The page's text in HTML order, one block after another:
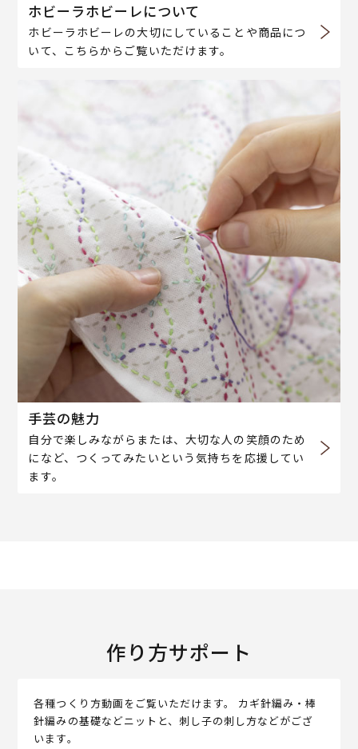
ホビーラホビーレについて
ホビーラホビーレの大切にしていることや商品につ
いて、こちらからご覧いただけます。
手芸の魅力
自分で楽しみながらまたは、大切な人の笑顔のため
になど、つくってみたいという気持ちを応援してい
ます。
作り方サポート
各種つくり方動画をご覧いただけます。 カギ針編み・棒
針編みの基礎などニットと、刺し子の刺し方などがござ
います。